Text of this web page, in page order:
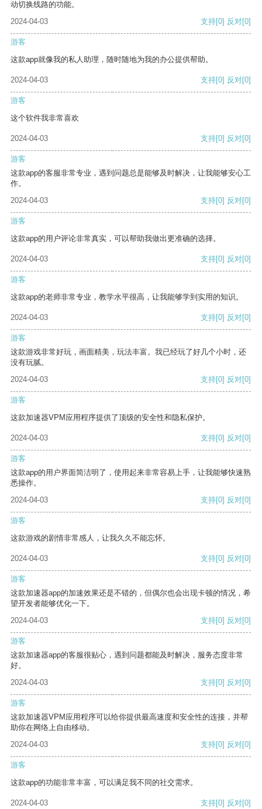
动切换线路的功能。
2024-04-03
支持[0] 反对[0]
游客
这款app就像我的私人助理，随时随地为我的办公提供帮助。
2024-04-03 支持[0] 反对[0]
游客
这个软件我非常喜欢
2024-04-03 支持[0] 反对[0]
游客
这款app的客服非常专业，遇到问题总是能够及时解决，让我能够安心工
作。
2024-04-03
支持[0] 反对[0]
游客
这款app的用户评论非常真实，可以帮助我做出更准确的选择。
2024-04-03 支持[0] 反对[0]
游客
这款app的老师非常专业，教学水平很高，让我能够学到实用的知识。
2024-04-03 支持[0] 反对[0]
游客
这款游戏非常好玩，画面精美，玩法丰富。我已经玩了好几个小时，还
没有玩腻。
2024-04-03
支持[0] 反对[0]
游客
这款加速器VPM应用程序提供了顶级的安全性和隐私保护。
2024-04-03 支持[0] 反对[0]
游客
这款app的用户界面简洁明了，使用起来非常容易上手，让我能够快速熟
悉操作。
2024-04-03
支持[0] 反对[0]
游客
这款游戏的剧情非常感人，让我久久不能忘怀。
2024-04-03 支持[0] 反对[0]
游客
这款加速器app的加速效果还是不错的，但偶尔也会出现卡顿的情况，希
望开发者能够优化一下。
2024-04-03
支持[0] 反对[0]
游客
这款加速器app的客服很贴心，遇到问题都能及时解决，服务态度非常
好。
2024-04-03
支持[0] 反对[0]
游客
这款加速器VPM应用程序可以给你提供最高速度和安全性的连接，并帮
助你在网络上自由移动。
2024-04-03
支持[0] 反对[0]
游客
这款app的功能非常丰富，可以满足我不同的社交需求。
2024-04-03 支持[0] 反对[0]